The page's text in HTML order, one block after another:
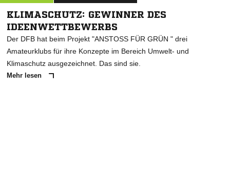
KLIMASCHUTZ: GEWINNER DES
IDEENWETTBEWERBS
Der DFB hat beim Projekt "ANSTOSS FÜR GRÜN " drei
Amateurklubs für ihre Konzepte im Bereich Umwelt- und
Klimaschutz ausgezeichnet. Das sind sie.
Mehr lesen